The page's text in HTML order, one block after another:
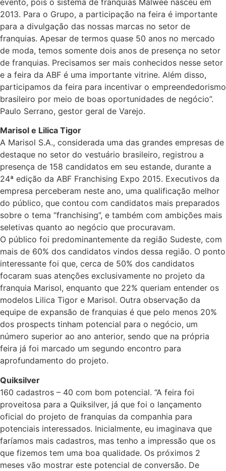
evento, pois o sistema de franquias Malwee nasceu em
2013. Para o Grupo, a participação na feira é importante
para a divulgação das nossas marcas no setor de
franquias. Apesar de termos quase 50 anos no mercado
de moda, temos somente dois anos de presença no setor
de franquias. Precisamos ser mais conhecidos nesse setor
e a feira da ABF é uma importante vitrine. Além disso,
participamos da feira para incentivar o empreendedorismo
brasileiro por meio de boas oportunidades de negócio”.
Paulo Serrano, gestor geral de Varejo.
Marisol e Lilica Tigor
A Marisol S.A., considerada uma das grandes empresas de
destaque no setor do vestuário brasileiro, registrou a
presença de 158 candidatos em seu estande, durante a
24ª edição da ABF Franchising Expo 2015. Executivos da
empresa perceberam neste ano, uma qualificação melhor
do público, que contou com candidatos mais preparados
sobre o tema “franchising”, e também com ambições mais
seletivas quanto ao negócio que procuravam.
O público foi predominantemente da região Sudeste, com
mais de 60% dos candidatos vindos dessa região. O ponto
interessante foi que, cerca de 50% dos candidatos
focaram suas atenções exclusivamente no projeto da
franquia Marisol, enquanto que 22% queriam entender os
modelos Lilica Tigor e Marisol. Outra observação da
equipe de expansão de franquias é que pelo menos 20%
dos prospects tinham potencial para o negócio, um
número superior ao ano anterior, sendo que na própria
feira já foi marcado um segundo encontro para
aprofundamento do projeto.
Quiksilver
160 cadastros – 40 com bom potencial. “A feira foi
proveitosa para a Quiksilver, já que foi o lançamento
oficial do projeto de franquias da companhia para
potenciais interessados. Inicialmente, eu imaginava que
faríamos mais cadastros, mas tenho a impressão que os
que fizemos tem uma boa qualidade. Os próximos 2
meses vão mostrar este potencial de conversão. De